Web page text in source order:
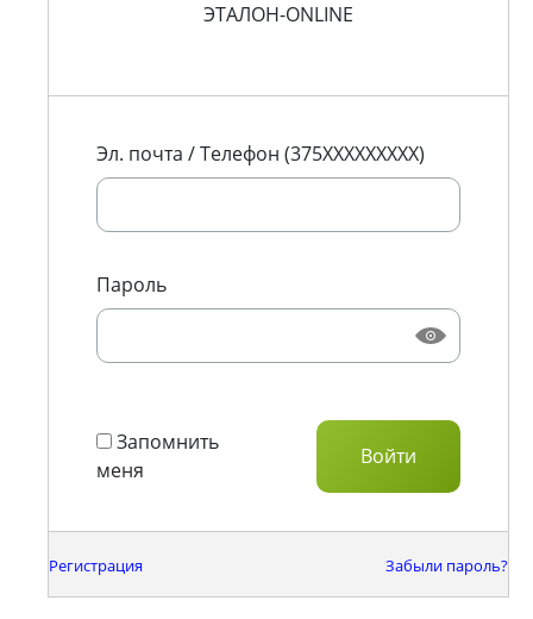
ЭТАЛОН-ONLINE
Эл. почта / Телефон (375XXXXXXXXX)
Пароль
Запомнить
меня
Регистрация Забыли пароль?